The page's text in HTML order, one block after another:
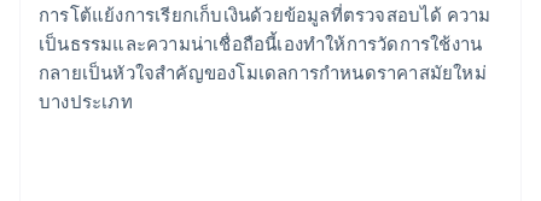
การโต้แย้งการเรียกเก็บเงินด้วยข้อมูลที่ตรวจสอบได้ ความ
เป็นธรรมและความน่าเชื่อถือนี้เองทำให้การวัดการใช้งาน
กลายเป็นหัวใจสำคัญของโมเดลการกำหนดราคาสมัยใหม่
บางประเภท